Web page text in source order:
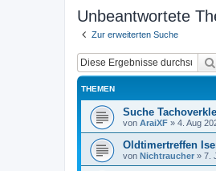
Unbeantwortete
Zur erweiterten Suche
THEMEN
Suche
von AraiXF » 4. Aug
Oldtimertreffen
von Nichtraucher » 7.